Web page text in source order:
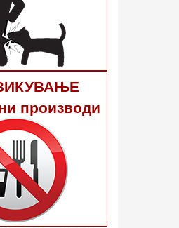
производи